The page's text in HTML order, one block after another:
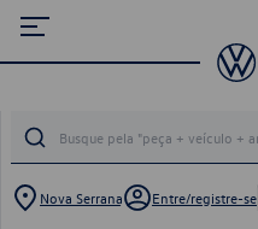
Nova Serrana Entre/registre-se